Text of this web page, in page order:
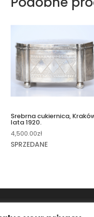
Srebrna cukiernica,
lata 1920.
4,500.00zł
SPRZEDANE